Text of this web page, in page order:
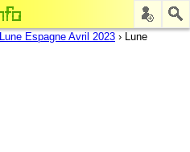
Lune Espagne Avril 2023 › Lune